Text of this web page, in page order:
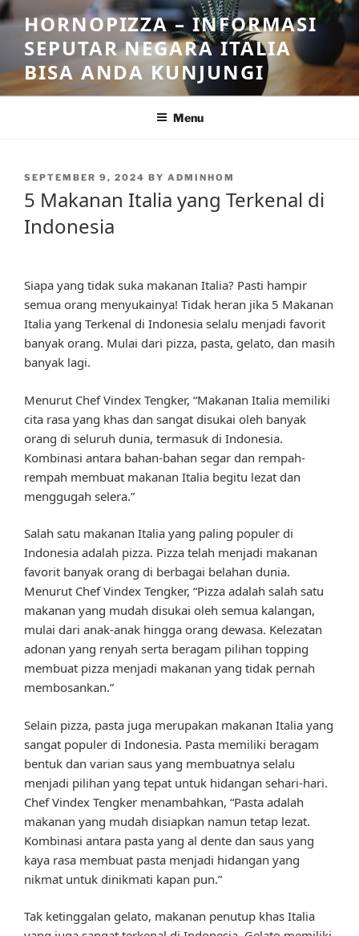
Skip
to
content
HORNOPIZZA – INFORMASI
SEPUTAR NEGARA ITALIA
BISA ANDA KUNJUNGI
Menu
POSTED
SEPTEMBER 9, 2024 BY ADMINHOM
5 Makanan Italia yang Terkenal di
Indonesia
Siapa yang tidak suka makanan Italia? Pasti hampir
semua orang menyukainya! Tidak heran jika 5 Makanan
Italia yang Terkenal di Indonesia selalu menjadi favorit
banyak orang. Mulai dari pizza, pasta, gelato, dan masih
banyak lagi.
Menurut Chef Vindex Tengker, “Makanan Italia memiliki
cita rasa yang khas dan sangat disukai oleh banyak
orang di seluruh dunia, termasuk di Indonesia.
Kombinasi antara bahan-bahan segar dan rempah-
rempah membuat makanan Italia begitu lezat dan
menggugah selera.”
Salah satu makanan Italia yang paling populer di
Indonesia adalah pizza. Pizza telah menjadi makanan
favorit banyak orang di berbagai belahan dunia.
Menurut Chef Vindex Tengker, “Pizza adalah salah satu
makanan yang mudah disukai oleh semua kalangan,
mulai dari anak-anak hingga orang dewasa. Kelezatan
adonan yang renyah serta beragam pilihan topping
membuat pizza menjadi makanan yang tidak pernah
membosankan.”
Selain pizza, pasta juga merupakan makanan Italia yang
sangat populer di Indonesia. Pasta memiliki beragam
bentuk dan varian saus yang membuatnya selalu
menjadi pilihan yang tepat untuk hidangan sehari-hari.
Chef Vindex Tengker menambahkan, “Pasta adalah
makanan yang mudah disiapkan namun tetap lezat.
Kombinasi antara pasta yang al dente dan saus yang
kaya rasa membuat pasta menjadi hidangan yang
nikmat untuk dinikmati kapan pun.”
Tak ketinggalan gelato, makanan penutup khas Italia